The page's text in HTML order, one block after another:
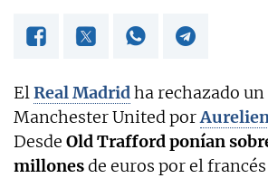
ElReal Madridha rechazado
Manchester United por
Desde Old Trafford ponían
millonesde euros por el